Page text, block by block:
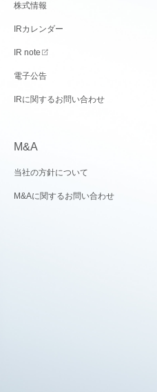
株式情報
IRカレンダー
IR note
電子公告
IRに関するお問い合わせ
M&A
当社の方針について
M&Aに関するお問い合わせ